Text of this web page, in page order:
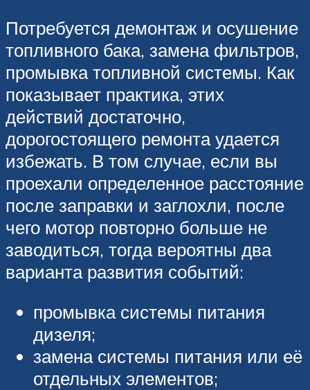
Потребуется демонтаж и осушение
топливного бака, замена фильтров,
промывка топливной системы. Как
показывает практика, этих
действий достаточно,
дорогостоящего ремонта удается
избежать. В том случае, если вы
проехали определенное расстояние
после заправки и заглохли, после
чего мотор повторно больше не
заводиться, тогда вероятны два
варианта развития событий:
промывка системы питания
дизеля;
замена системы питания или её
отдельных элементов;